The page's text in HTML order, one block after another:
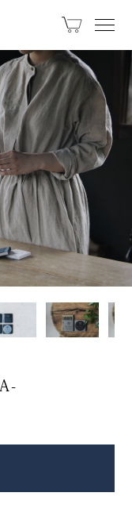
ぞらのおやつ
ベビー用品
琲・器具